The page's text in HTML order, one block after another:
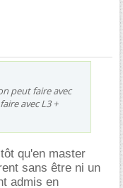
peut faire avec
avec L3 +
qu'en master
sans être ni un
admis en